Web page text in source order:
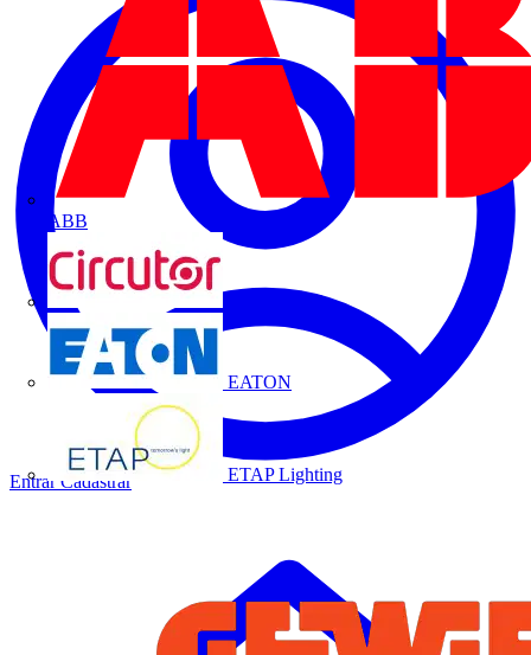
ABB
CIRCUTOR
EATON
ETAP Lighting
Entrar Cadastrar